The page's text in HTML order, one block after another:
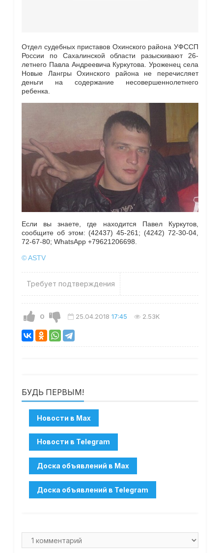
Отдел судебных приставов Охинского района УФССП
России по Сахалинской области разыскивают 26-
летнего Павла Андреевича Куркутова. Уроженец села
Новые Лангры Охинского района не перечисляет
деньги на содержание несовершеннолетнего
ребенка.
Если вы знаете, где находится Павел Куркутов,
сообщите об этом: (42437) 45-261; (4242) 72-30-04,
72-67-80; WhatsApp +79621206698.
© ASTV
Требует подтверждения
0 25.04.2018 17:45 2.53K
БУДЬ ПЕРВЫМ!